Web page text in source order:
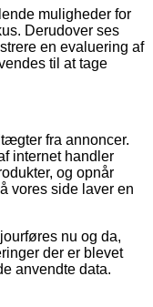
muligheder for
Derudover ses
en evaluering af
til at tage
fra annoncer.
internet handler
og opnår
vores side laver en
nu og da,
der er blevet
anvendte data.